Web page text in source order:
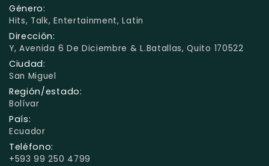
Género:
Hits, Talk, Entertainment, Latin
Dirección:
Y, Avenida 6 De Diciembre & L.Batallas, Quito 170522
Ciudad:
San Miguel
Región/estado:
Bolívar
País:
Ecuador
Teléfono:
+593 99 250 4799